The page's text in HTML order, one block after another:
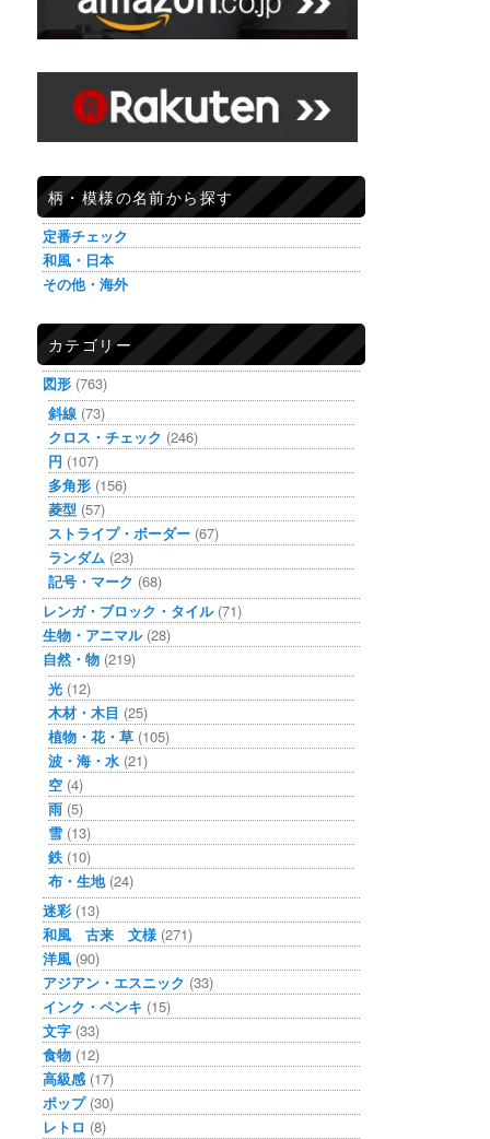
柄・模様の名前から探す
定番チェック
和風・日本
その他・海外
カテゴリー
図形 (763)
斜線 (73)
クロス・チェック (246)
円 (107)
多角形 (156)
菱型 (57)
ストライプ・ボーダー (67)
ランダム (23)
記号・マーク (68)
レンガ・ブロック・タイル(71)
生物・アニマル(28)
自然・物 (219)
光 (12)
木材・木目 (25)
植物・花・草 (105)
波・海・水 (21)
空 (4)
雨 (5)
雪 (13)
鉄 (10)
布・生地(24)
迷彩 (13)
和風 古来 文様 (271)
洋風 (90)
アジアン・エスニック (33)
インク・ペンキ (15)
文字 (33)
食物 (12)
高級感 (17)
ポップ(30)
レトロ (8)